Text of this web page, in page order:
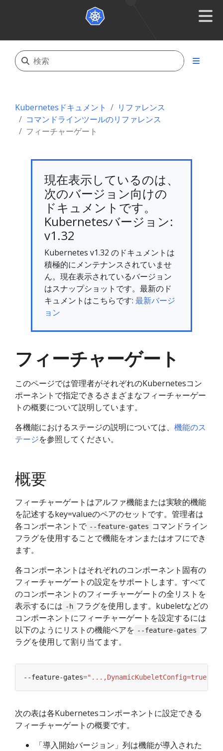
Kubernetesドキュメント
リファレンス
コマンドラインツールのリファレンス
フィーチャーゲート
現在表示しているのは、
次のバージョン向けの
ドキュメントです。
Kubernetesバージョン:
v1.32
Kubernetes v1.32 のドキュメントは
積極的にメンテナンスされていませ
ん。現在表示されているバージョン
はスナップショットです。最新のド
キュメントはこちらです: 最新バージ
ョン
フィーチャーゲート
このページでは管理者がそれぞれのKubernetesコン
ポーネントで指定できるさまざまなフィーチャーゲー
トの概要について説明しています。
各機能におけるステージの説明については、 機能のス
テージを参照してください。
概要
フィーチャーゲートはアルファ機能または実験的機能
を記述するkey=valueのペアのセットです。管理者は
各コンポーネントで --feature-gates コマンドライン
フラグを使用することで機能をオンまたはオフにでき
ます。
各コンポーネントはそれぞれのコンポーネント固有の
フィーチャーゲートの設定をサポートします。すべて
のコンポーネントのフィーチャーゲートの全リストを
表示するには -h フラグを使用します。kubeletなどの
コンポーネントにフィーチャーゲートを設定するには
以下のようにリストの機能ペアを --feature-gates フ
ラグを使用して割り当てます。
--feature-gates="...,DynamicKubeletConfig=true"
次の表は各Kubernetesコンポーネントに設定できる
フィーチャーゲートの概要です。
「導入開始バージョン」列は機能が導入された